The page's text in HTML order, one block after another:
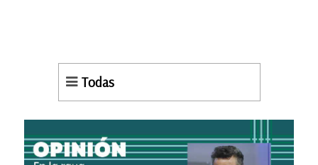
Todas